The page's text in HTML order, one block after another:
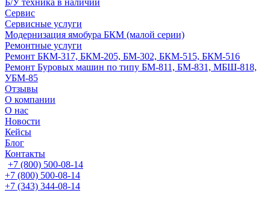
Б/У техника в наличии
Сервис
Сервисные услуги
Модернизация ямобура БКМ (малой серии)
Ремонтные услуги
Ремонт БКМ-317, БКМ-205, БМ-302, БКМ-515, БКМ-516
Ремонт Буровых машин по типу БМ-811, БМ-831, МБШ-818,
УБМ-85
Отзывы
О компании
О нас
Новости
Кейсы
Блог
Контакты
+7 (800) 500-08-14
+7 (800) 500-08-14
+7 (343) 344-08-14